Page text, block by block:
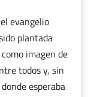
evangelio
plantada
imagen de
todos y, sin
esperaba